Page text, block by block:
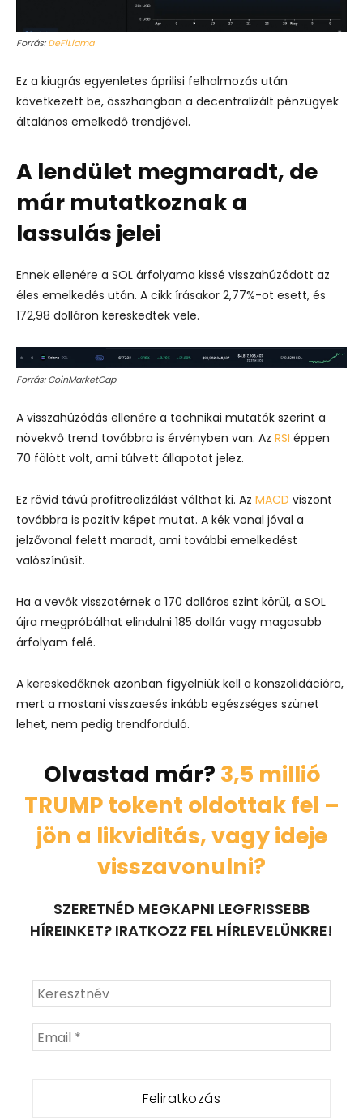
Forrás:DeFiLlama
Ez a kiugrás egyenletes áprilisi felhalmozás után
következett be, összhangban a decentralizált pénzügyek
általános emelkedő trendjével.
A lendület megmaradt, de
már mutatkoznak a
lassulás jelei
Ennek ellenére a SOL árfolyama kissé visszahúzódott az
éles emelkedés után. A cikk írásakor 2,77%-ot esett, és
172,98 dolláron kereskedtek vele.
Forrás: CoinMarketCap
A visszahúzódás ellenére a technikai mutatók szerint a
növekvő trend továbbra is érvényben van. Az RSI éppen
70 fölött volt, ami túlvett állapotot jelez.
Ez rövid távú profitrealizálást válthat ki. Az MACD viszont
továbbra is pozitív képet mutat. A kék vonal jóval a
jelzővonal felett maradt, ami további emelkedést
valószínűsít.
Ha a vevők visszatérnek a 170 dolláros szint körül, a SOL
újra megpróbálhat elindulni 185 dollár vagy magasabb
árfolyam felé.
A kereskedőknek azonban figyelniük kell a konszolidációra,
mert a mostani visszaesés inkább egészséges szünet
lehet, nem pedig trendforduló.
Olvastad már? 3,5 millió
TRUMP tokent oldottak fel –
jön a likviditás, vagy ideje
visszavonulni?
SZERETNÉD MEGKAPNI LEGFRISSEBB
HÍREINKET? IRATKOZZ FEL HÍRLEVELÜNKRE!